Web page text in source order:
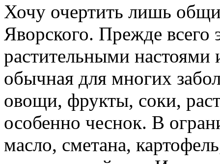
Хочу очертить лишь
Яворского. Прежде всего
растительными
обычная для многих
овощи, фрукты, соки,
особенно чеснок. В
масло, сметана,